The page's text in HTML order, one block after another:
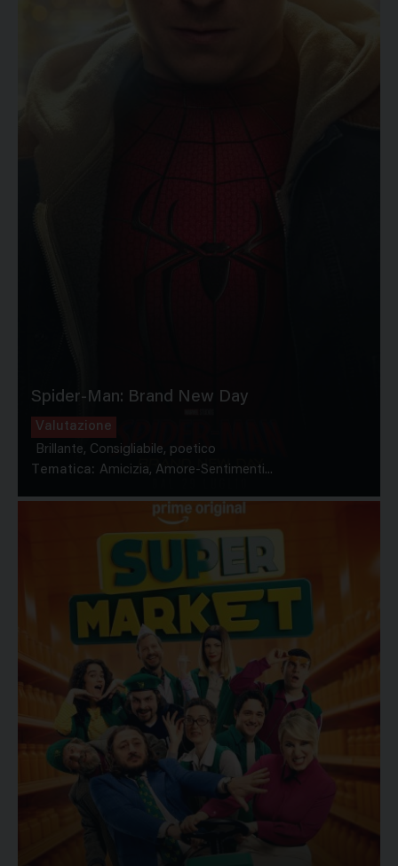
Spider-Man: Brand New Day
Valutazione
Brillante, Consigliabile, poetico
Tematica: Amicizia, Amore-Sentimenti...